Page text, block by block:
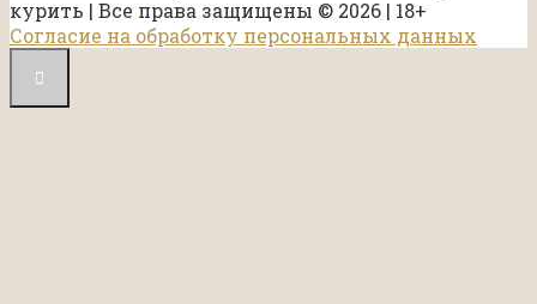
курить | Все права защищены © 2026 | 18+
Согласие на обработку персональных данных